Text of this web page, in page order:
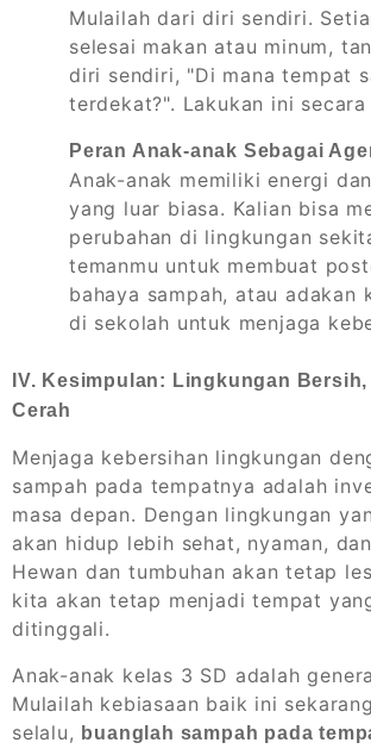
Mulailah dari diri sendiri.
selesai makan atau minum,
diri sendiri, "Di mana tempat
terdekat?". Lakukan ini
Peran Anak-anak Sebagai
Anak-anak memiliki energi
yang luar biasa. Kalian bisa
perubahan di lingkungan
temanmu untuk membuat
bahaya sampah, atau adakan
di sekolah untuk menjaga
IV. Kesimpulan: Lingkungan Bersih,
Cerah
Menjaga kebersihan lingkungan
sampah pada tempatnya adalah
masa depan. Dengan lingkungan
akan hidup lebih sehat, nyaman,
Hewan dan tumbuhan akan tetap
kita akan tetap menjadi tempat
ditinggali.
Anak-anak kelas 3 SD adalah
Mulailah kebiasaan baik ini
selalu, buanglah sampah pada